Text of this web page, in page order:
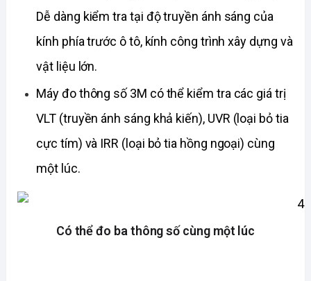
Dễ dàng kiểm tra tại độ truyền ánh sáng của
kính phía trước ô tô, kính công trình xây dựng và
vật liệu lớn.
VLT (truyền ánh sáng khả kiến), UVR (loại bỏ tia
cực tím) và IRR (loại bỏ tia hồng ngoại) cùng
một lúc.
Có thể đo ba thông số cùng một lúc